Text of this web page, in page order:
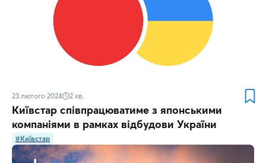
23 лютого 2024 2 хв.
Київстар співпрацюватиме з японськими
компаніями в рамках відбудови України
#Київстар